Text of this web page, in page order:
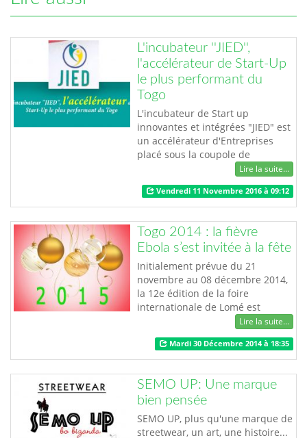
L'incubateur ''JIED'',
l'accélérateur de Start-Up
le plus performant du
Togo
L'incubateur de Start up
innovantes et intégrées "JIED" est
un accélérateur d'Entreprises
placé sous la coupole de
l'Association JIED/JEUNESSE -
INSERTION - ESPOIR &
DÉVELOPPEMENT (Association loi
1901) créée à LOME au TOGO en
novembre 2015. Il a pour
Président, M. MALICK H. AYEVA,
Consultant - Formateur - Coach et
motivateur en Marketing
opératio…
Lire la suite...
Vendredi 11 Novembre 2016 à 09:12
Togo 2014 : la fièvre
Ebola s’est invitée à la fête
Initialement prévue du 21
novembre au 08 décembre 2014,
la 12e édition de la foire
internationale de Lomé est
reportée à une date ultérieure
inconnue à ce jour. La principale
raison de ce report est la
propagation de la fièvre
hémorragique Ebola dans la
sous-région ouest africaine. Selon
le rapport de situation de lutte
contre la fièvre Ebola en d…
Lire la suite...
Mardi 30 Décembre 2014 à 18:35
SEMO UP: Une marque
bien pensée
SEMO UP, plus qu'une marque de
streetwear, un art, une histoire...